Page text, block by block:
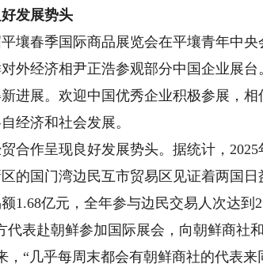
发展势头
春季国际商品展览会在平壤青年中央
外经济相尹正浩参观部分中国企业展
进展。欢迎中国优秀企业积极参展，
经济和社会发展。
作呈现良好发展势头。据统计，2025
国门湾边民互市贸易区见证着两国日
1.68亿元，全年参与边民交易人次达到
代表赴朝鲜参加国际展会，向朝鲜商社
，“几乎每周末都会有朝鲜商社的代表来